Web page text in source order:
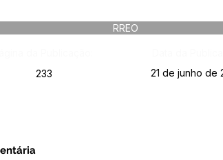
RREO
233 21 de junho de